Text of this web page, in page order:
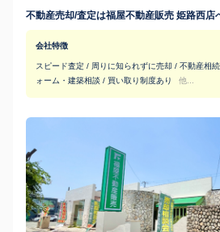
不動産売却/査定は福屋不動産販売 姫路西店
会社特徴
スピード査定 / 周りに知られずに売却 / 不動産相
ォーム・建築相談 / 買い取り制度あり
他...